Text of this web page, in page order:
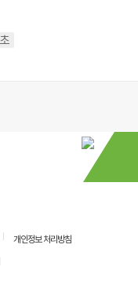
개인정보 처리방침